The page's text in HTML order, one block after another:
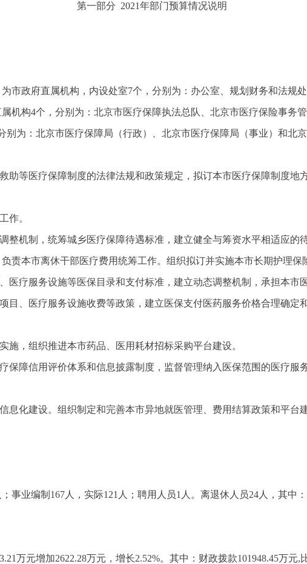
第一部分 2021年部门预算情况说明
市政府直属机构，内设处室7个，分别为：办公室、规划财务和法规
机构4个，分别为：北京市医疗保障执法总队、北京市医疗保险事务
为：北京市医疗保障局（行政）、北京市医疗保障局（事业）和北
助等医疗保障制度的法律法规和政策规定，拟订本市医疗保障制度地
作。
整机制，统筹城乡医疗保障待遇标准，建立健全与筹资水平相适应的
责本市离休干部医疗费用统筹工作。组织拟订并实施本市长期护理保
医疗服务设施等医保目录和支付标准，建立动态调整机制，承担本市
目、医疗服务设施收费等政策，建立医保支付医药服务价格合理确定
施，组织推进本市药品、医用耗材招标采购平台建设。
保障信用评价体系和信息披露制度，监督管理纳入医保范围的医疗服
息化建设。组织制定和完善本市异地就医管理、费用结算政策和平台
事业编制167人，实际121人；聘用人员1人。离退休人员24人，其中：
万元增加2622.28万元，增长2.52%。其中：财政拨款101948.45万元,